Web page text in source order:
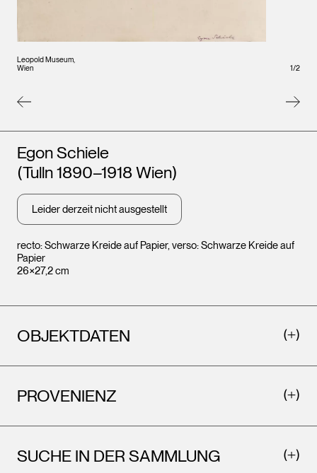
Leopold Museum,
Wien
Wien
1/2
recto: Schwarze Kreide auf Papier, verso: Schwarze Kreide auf
Papier
26×27,2 cm
Künstler*innen
Egon Schiele
(Tulln 1890–1918 Wien)
Leider derzeit nicht ausgestellt
OBJEKTDATEN
PROVENIENZ
SUCHE IN DER SAMMLUNG